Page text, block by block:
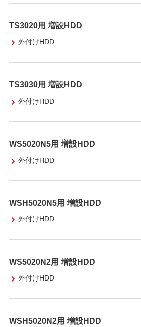
TS3020用 増設HDD
外付けHDD
TS3030用 増設HDD
外付けHDD
WS5020N5用 増設HDD
外付けHDD
WSH5020N5用 増設HDD
外付けHDD
WS5020N2用 増設HDD
外付けHDD
WSH5020N2用 増設HDD